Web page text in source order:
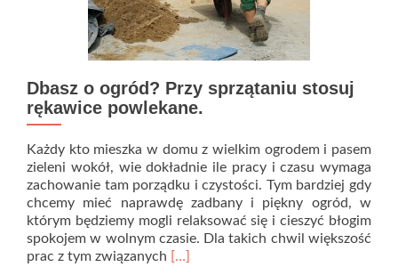
Dbasz o ogród? Przy sprzątaniu stosuj
rękawice powlekane.
Każdy kto mieszka w domu z wielkim ogrodem i pasem
zieleni wokół, wie dokładnie ile pracy i czasu wymaga
zachowanie tam porządku i czystości. Tym bardziej gdy
chcemy mieć naprawdę zadbany i piękny ogród, w
którym będziemy mogli relaksować się i cieszyć błogim
spokojem w wolnym czasie. Dla takich chwil większość
prac z tym związanych Read
[…]